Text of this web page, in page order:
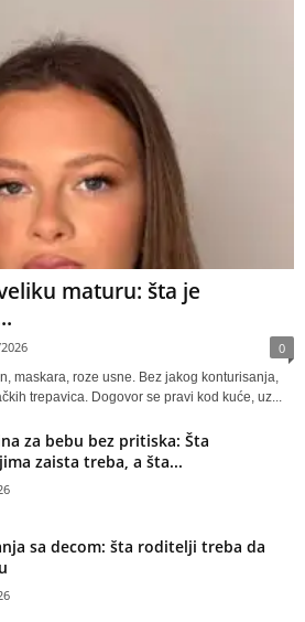
maturu: šta je
0
maskara, roze usne. Bez jakog konturisanja,
trepavica. Dogovor se pravi kod kuće, uz...
za bebu bez pritiska: Šta
zaista treba, a šta...
sa decom: šta roditelji treba da